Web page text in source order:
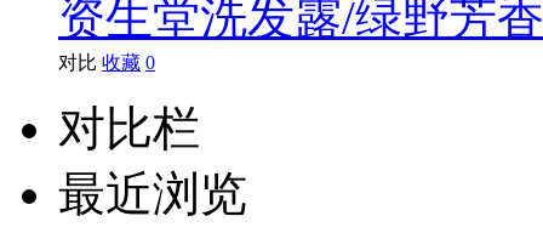
资生堂洗发露/绿野芳
对比 收藏 0
对比栏
最近浏览